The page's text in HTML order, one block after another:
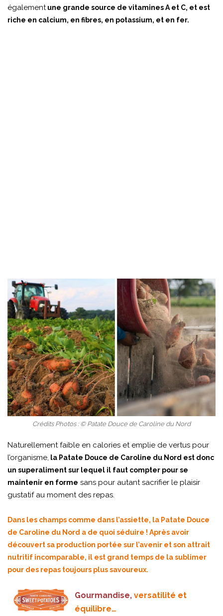
également une grande source de vitamines A et C, et est
riche en calcium, en fibres, en potassium, et en fer.
Crédits Photos : © Patate Douce de Caroline du Nord
Naturellement faible en calories et emplie de vertus pour
l’organisme, la Patate Douce de Caroline du Nord est donc
un superaliment sur lequel il faut compter pour se
maintenir en forme sans pour autant sacrifier le plaisir
gustatif au moment des repas.
Dans les champs comme dans l’assiette, la Patate Douce
de Caroline du Nord a de quoi séduire ! Après avoir
découvert sa production portée sur l’avenir et son attrait
nutritif incomparable, il est grand temps de la sublimer
pour des repas toujours plus savoureux.
Gourmandise, versatilité et
équilibre…